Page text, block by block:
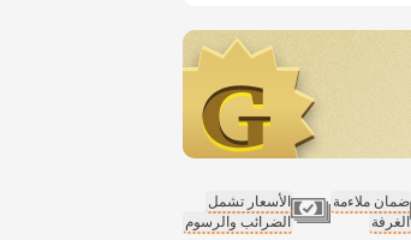
ضمان ملاءمة
الغرفة
الأسعار تشمل
الضرائب والرسوم